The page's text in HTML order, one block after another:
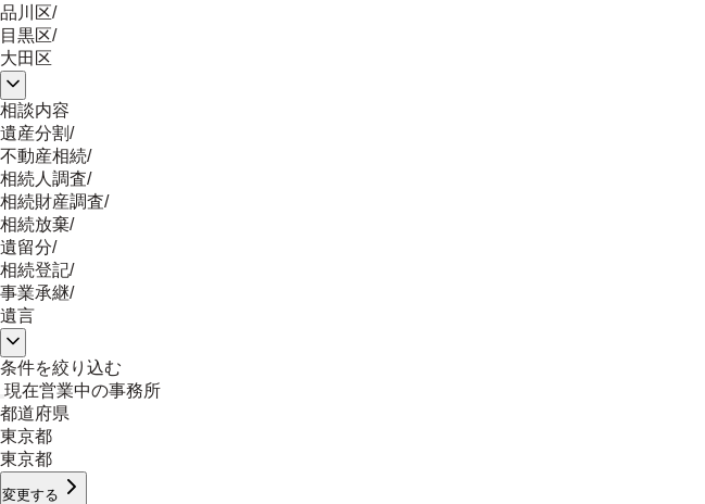
品川区/
目黒区/
大田区
相談内容
遺産分割/
不動産相続/
相続人調査/
相続財産調査/
相続放棄/
遺留分/
相続登記/
事業承継/
遺言
条件を絞り込む
現在営業中の事務所
都道府県
東京都
東京都
変更する